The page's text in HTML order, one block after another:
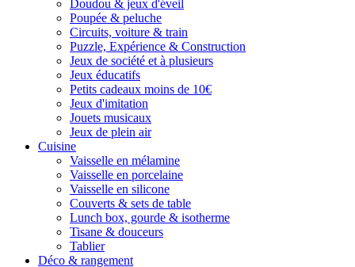
Doudou & jeux d'éveil
Poupée & peluche
Circuits, voiture & train
Puzzle, Expérience & Construction
Jeux de société et à plusieurs
Jeux éducatifs
Petits cadeaux moins de 10€
Jeux d'imitation
Jouets musicaux
Jeux de plein air
Cuisine
Vaisselle en mélamine
Vaisselle en porcelaine
Vaisselle en silicone
Couverts & sets de table
Lunch box, gourde & isotherme
Tisane & douceurs
Tablier
Déco & rangement